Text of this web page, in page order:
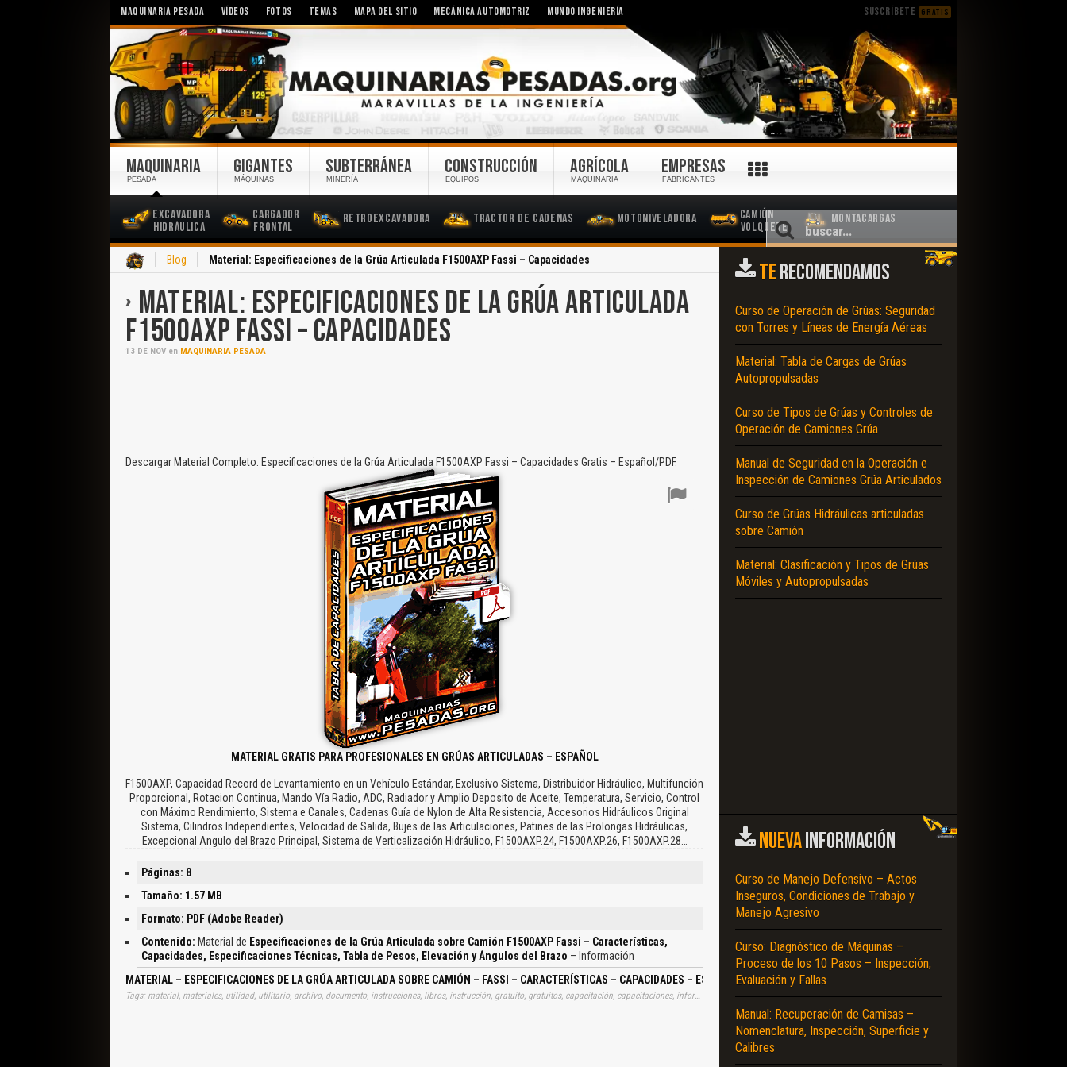
MAQUINARIA PESADA VÍDEOS FOTOS TEMAS MAPA DEL SITIO MECÁNICA AUTOMOTRIZ MUNDO INGENIERÍA SUSCRÍBETE GRATIS
MAQUINARIA
PESADA
Excavadora
Hidráulica
Cargador
Frontal
Retroexcavadora Tractor de Cadenas Motoniveladora
Camión
Volquete
Montacargas
GIGANTES
MÁQUINAS
SUBTERRÁNEA
MINERÍA
CONSTRUCCIÓN
EQUIPOS
AGRÍCOLA
MAQUINARIA
EMPRESAS
FABRICANTES
Blog Material: Especificaciones de la Grúa Articulada F1500AXP Fassi – Capacidades
MATERIAL: ESPECIFICACIONES DE LA GRÚA ARTICULADA
F1500AXP FASSI – CAPACIDADES
13 DE NOV en MAQUINARIA PESADA
Descargar Material Completo: Especificaciones de la Grúa Articulada F1500AXP Fassi – Capacidades Gratis – Español/PDF.
MATERIAL GRATIS PARA PROFESIONALES EN GRÚAS ARTICULADAS – ESPAÑOL
F1500AXP, Capacidad Record de Levantamiento en un Vehículo Estándar, Exclusivo Sistema, Distribuidor Hidráulico, Multifunción
Proporcional, Rotacion Continua, Mando Vía Radio, ADC, Radiador y Amplio Deposito de Aceite, Temperatura, Servicio, Control
con Máximo Rendimiento, Sistema e Canales, Cadenas Guía de Nylon de Alta Resistencia, Accesorios Hidráulicos Original
Sistema, Cilindros Independientes, Velocidad de Salida, Bujes de las Articulaciones, Patines de las Prolongas Hidráulicas,
Excepcional Angulo del Brazo Principal, Sistema de Verticalización Hidráulico, F1500AXP.24, F1500AXP.26, F1500AXP.28…
Páginas: 8
Tamaño: 1.57 MB
Formato: PDF (Adobe Reader)
Contenido: Material de Especificaciones de la Grúa Articulada sobre Camión F1500AXP Fassi – Características,
Capacidades, Especificaciones Técnicas, Tabla de Pesos, Elevación y Ángulos del Brazo – Información
MATERIAL – ESPECIFICACIONES DE LA GRÚA ARTICULADA SOBRE CAMIÓN – FASSI – CARACTERÍSTICAS – CAPACIDADES – ESPECIFICACIONES TÉCNICAS – TABLA DE PESOS – ELEVACIÓN – ÁNGULOS –
Tags: material, materiales, utilidad, utilitario, archivo, documento, instrucciones, libros, instrucción, gratuito, gratuitos, capacitación, capacitaciones, información, datos, gratis, descargar, especificaciones, gruas, articuladas, sobres, camiones, fassi, caracteristicas, capacidades, especificaciones, tecnicas, tablas, pesos, elevaciones, angulos, brazos, aprender, descargas
TERECOMENDAMOS
Curso de Operación de Grúas: Seguridad
con Torres y Líneas de Energía Aéreas
Material: Tabla de Cargas de Grúas
Autopropulsadas
Curso de Tipos de Grúas y Controles de
Operación de Camiones Grúa
Manual de Seguridad en la Operación e
Inspección de Camiones Grúa Articulados
Curso de Grúas Hidráulicas articuladas
sobre Camión
Material: Clasificación y Tipos de Grúas
Móviles y Autopropulsadas
NUEVAINFORMACIÓN
Curso de Manejo Defensivo – Actos
Inseguros, Condiciones de Trabajo y
Manejo Agresivo
Curso: Diagnóstico de Máquinas –
Proceso de los 10 Pasos – Inspección,
Evaluación y Fallas
Manual: Recuperación de Camisas –
Nomenclatura, Inspección, Superficie y
Calibres